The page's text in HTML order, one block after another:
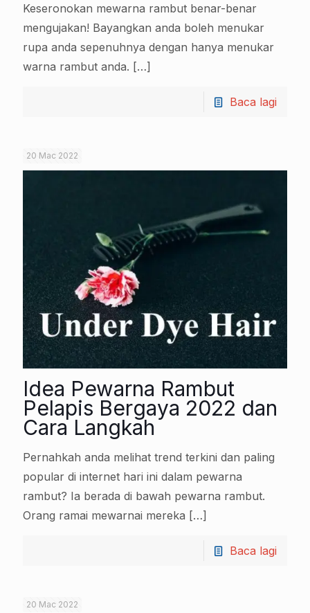
Keseronokan mewarna rambut benar-benar
mengujakan! Bayangkan anda boleh menukar
rupa anda sepenuhnya dengan hanya menukar
warna rambut anda. […]
Baca lagi
20 Mac 2022
Idea Pewarna Rambut
Pelapis Bergaya 2022 dan
Cara Langkah
Pernahkah anda melihat trend terkini dan paling
popular di internet hari ini dalam pewarna
rambut? Ia berada di bawah pewarna rambut.
Orang ramai mewarnai mereka […]
Baca lagi
20 Mac 2022